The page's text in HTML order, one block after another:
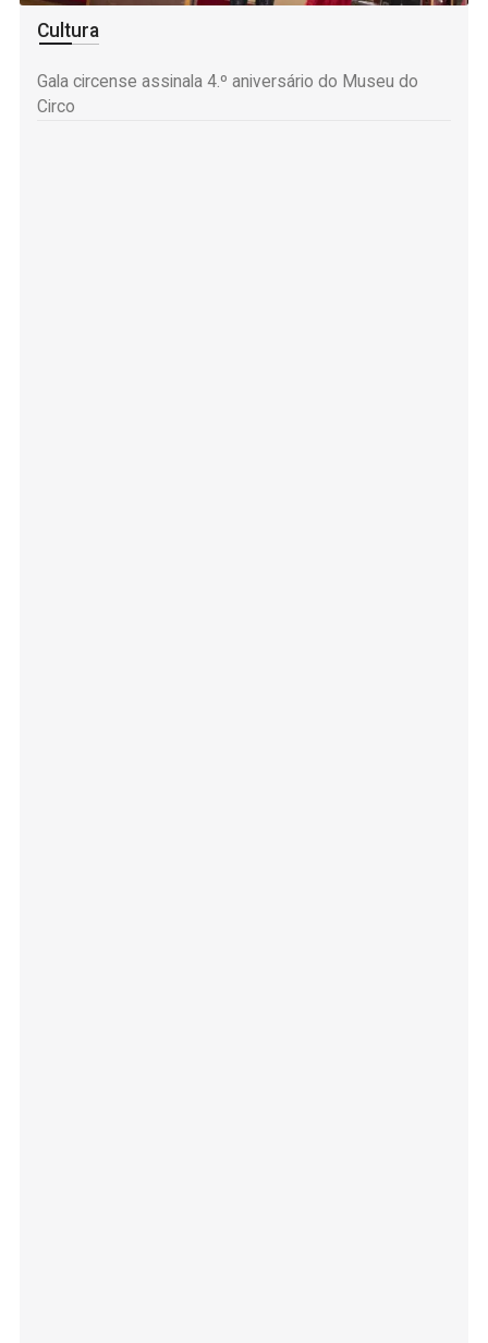
Cultura
Gala circense assinala 4.º aniversário do Museu do
Circo